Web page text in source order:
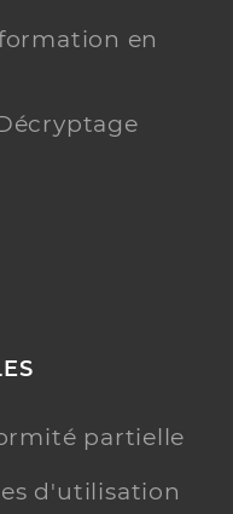
en
partielle
d'utilisation